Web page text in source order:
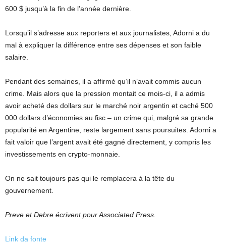
600 $ jusqu’à la fin de l’année dernière.
Lorsqu’il s’adresse aux reporters et aux journalistes, Adorni a du
mal à expliquer la différence entre ses dépenses et son faible
salaire.
Pendant des semaines, il a affirmé qu’il n’avait commis aucun
crime. Mais alors que la pression montait ce mois-ci, il a admis
avoir acheté des dollars sur le marché noir argentin et caché 500
000 dollars d’économies au fisc – un crime qui, malgré sa grande
popularité en Argentine, reste largement sans poursuites. Adorni a
fait valoir que l’argent avait été gagné directement, y compris les
investissements en crypto-monnaie.
On ne sait toujours pas qui le remplacera à la tête du
gouvernement.
Preve et Debre écrivent pour Associated Press.
Link da fonte